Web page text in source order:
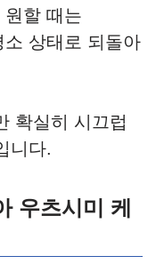
원할 때는
상태로 되돌아
확실히 시끄럽
니다.
우츠시미 케